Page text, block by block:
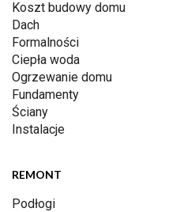
Koszt budowy domu
Dach
Formalności
Ciepła woda
Ogrzewanie domu
Fundamenty
Ściany
Instalacje
REMONT
Podłogi